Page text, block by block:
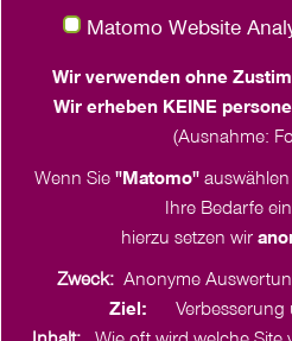
Häktweg 6 (Eingang
18057 Rostock
0381 260 536 21
Matomo Website
Wir verwenden ohne
Wir erheben KEINE
(Ausnahme:
Wenn Sie "Matomo"
Ihre Bedarfe
hierzu setzen wir
Zweck: Anonyme
Ziel: Verbesserung